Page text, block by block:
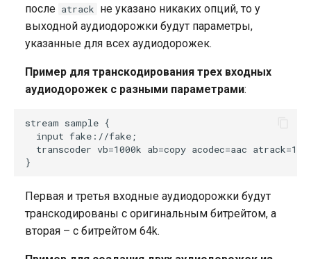
Адаптивная публикация по
WebRTC
Прием публикаций по SRT
от множества авторов
Публикация для большой
аудитории с низкой
задержкой
Редактирование названий
аудиодорожек в OTT
плейлистах/манифестах
Защита доступа к потокам
без бекенда
Axinom DRM
drmnow! DRM
DRMtoday DRM
EzDRM
PlayReady DRM
после atrack не указано никаких опций, то у
выходной аудиодорожки будут параметры,
указанные для всех аудиодорожек.
Пример для транскодирования трех входных
аудиодорожек с разными параметрами:
stream sample {
  input fake://fake;
transcoder vb=1000k ab=copy acodec=aac atrack=1
Первая и третья входные аудиодорожки будут
транскодированы с оригинальным битрейтом, а
вторая – с битрейтом 64k.